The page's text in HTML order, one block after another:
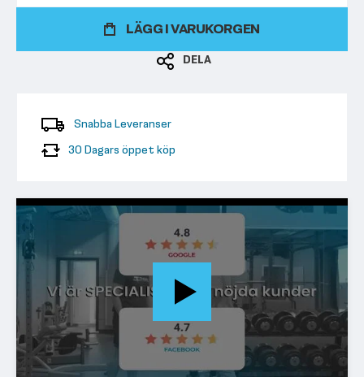
LÄGG I VARUKORGEN
DELA
Snabba Leveranser
30 Dagars öppet köp